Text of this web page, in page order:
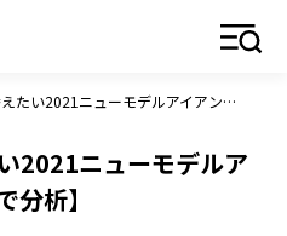
今年こそ買い替えたい2021ニューモデルアイアン【計測と試打で分析】
2021ニューモデルア
分析】